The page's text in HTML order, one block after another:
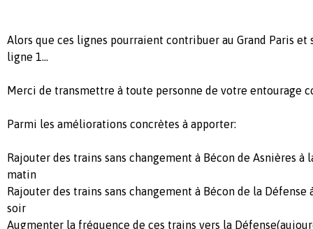
Alors que ces lignes pourraient contribuer au Grand Paris et
ligne 1...
Merci de transmettre à toute personne de votre entourage
Parmi les améliorations concrètes à apporter:
Rajouter des trains sans changement à Bécon de Asnières à
matin
Rajouter des trains sans changement à Bécon de la Défense
soir
Augmenter la fréquence de ces trains vers la